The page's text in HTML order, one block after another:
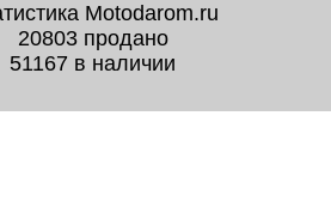
Motodarom.ru
20803 продано
51167 в наличии